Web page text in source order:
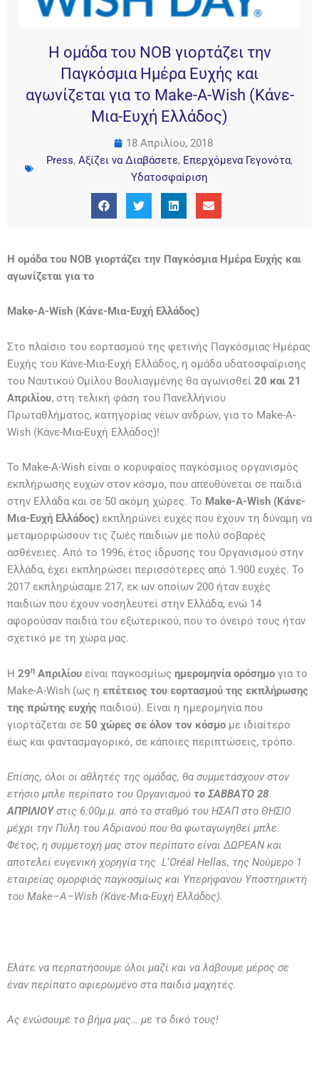
Η ομάδα του ΝΟΒ γιορτάζει την
Παγκόσμια Ημέρα Ευχής και
αγωνίζεται για το Make-A-Wish (Κάνε-
Μια-Ευχή Ελλάδος)
18 Απριλίου, 2018
Press, Αξίζει να Διαβάσετε, Επερχόμενα Γεγονότα,
Υδατοσφαίριση
Η ομάδα του ΝΟΒ γιορτάζει την Παγκόσμια Ημέρα Ευχής και
αγωνίζεται για το
Make-A-Wish (Κάνε-Μια-Ευχή Ελλάδος)
Στο πλαίσιο του εορτασμού της φετινής Παγκόσμιας Ημέρας
Ευχής του Κάνε-Μια-Ευχή Ελλάδος, η ομάδα υδατοσφαίρισης
του Ναυτικού Ομίλου Βουλιαγμένης θα αγωνισθεί 20 και 21
Απριλίου, στη τελική φάση του Πανελλήνιου
Πρωταθλήματος, κατηγορίας νέων ανδρών, για το Make-A-
Wish (Κάνε-Μια-Ευχή Ελλάδος)!
Το Make-A-Wish είναι ο κορυφαίος παγκόσμιος οργανισμός
εκπλήρωσης ευχών στον κόσμο, που απευθύνεται σε παιδιά
στην Ελλάδα και σε 50 ακόμη χώρες. Το Make-A-Wish (Κάνε-
Μια-Ευχή Ελλάδος) εκπληρώνει ευχές που έχουν τη δύναμη να
μεταμορφώσουν τις ζωές παιδιών με πολύ σοβαρές
ασθένειες. Από το 1996, έτος ίδρυσης του Οργανισμού στην
Ελλάδα, έχει εκπληρώσει περισσότερες από 1.900 ευχές. Το
2017 εκπληρώσαμε 217, εκ ων οποίων 200 ήταν ευχές
παιδιών που έχουν νοσηλευτεί στην Ελλάδα, ενώ 14
αφορούσαν παιδιά του εξωτερικού, που το όνειρό τους ήταν
σχετικό με τη χώρα μας.
Η 29η Απριλίου είναι παγκοσμίως ημερομηνία ορόσημο για το
Make-A-Wish (ως η επέτειος του εορτασμού της εκπλήρωσης
της πρώτης ευχής παιδιού). Είναι η ημερομηνία που
γιορτάζεται σε 50 χώρες σε όλον τον κόσμο με ιδιαίτερο
έως και φαντασμαγορικό, σε κάποιες περιπτώσεις, τρόπο.
Επίσης, όλοι οι αθλητές της ομάδας, θα συμμετάσχουν στον
ετήσιο μπλε περίπατο του Οργανισμού το ΣΑΒΒΑΤΟ 28
ΑΠΡΙΛΙΟΥστις 6:00μ.μ. από το σταθμό του ΗΣΑΠ στο ΘΗΣΙΟ
μέχρι την Πύλη του Αδριανού που θα φωταγωγηθεί μπλε.
Φέτος, η συμμετοχή μας στον περίπατο είναι ΔΩΡΕΑΝ και
αποτελεί ευγενική χορηγία της L‘Oréal Hellas, της Νούμερο 1
εταιρείας ομορφιάς παγκοσμίως και Υπερήφανου Υποστηρικτή
του Make–A–Wish (Κάνε-Μια-Ευχή Ελλάδος).
Ελάτε να περπατήσουμε όλοι μαζί και να λάβουμε μέρος σε
έναν περίπατο αφιερωμένο στα παιδιά μαχητές.
Ας ενώσουμε το βήμα μας… με το δικό τους!